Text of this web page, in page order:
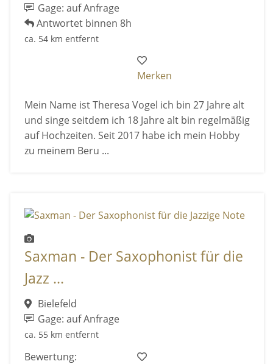
Gage: auf Anfrage
Antwortet binnen 8h
ca. 54 km entfernt
Merken
Mein Name ist Theresa Vogel ich bin 27 Jahre alt
und singe seitdem ich 18 Jahre alt bin regelmäßig
auf Hochzeiten. Seit 2017 habe ich mein Hobby
zu meinem Beru ...
Saxman - Der Saxophonist für die
Jazz ...
Bielefeld
Gage: auf Anfrage
ca. 55 km entfernt
Bewertung: